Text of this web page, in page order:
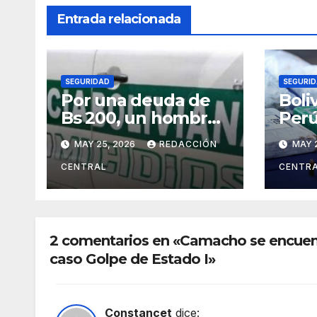
Entrada relacionada
SEGURIDAD
Por una deuda de
Bs 200, un hombre
mató y cercenó a su
víctima en la zona
Sur de La Paz
MAY 25, 2026 REDACCIÓN
CENTRAL
MAY
2 comentarios en «Camacho se
caso Golpe de Estado I»
Constancet dice: